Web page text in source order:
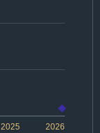
2026
2025